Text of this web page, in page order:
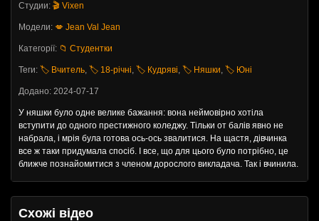
Студии: 🎬 Vixen
Модели: 💋 Jean Val Jean
Категорії: 📁 Студентки
Теги: 🏷️ Вчитель, 🏷️ 18-річні, 🏷️ Кудряві, 🏷️ Няшки, 🏷️ Юні
Додано: 2024-07-17
У няшки було одне велике бажання: вона неймовірно хотіла
вступити до одного престижного коледжу. Тільки от балів явно не
набрала, і мрія була готова ось-ось звалитися. На щастя, дівчинка
все ж таки придумала спосіб. І все, що для цього було потрібно, це
ближче познайомитися з членом дорослого викладача. Так і вчинила.
Схожі відео